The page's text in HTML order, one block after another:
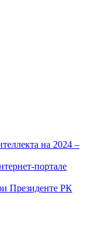
на 2024 –
портале
Президенте РК